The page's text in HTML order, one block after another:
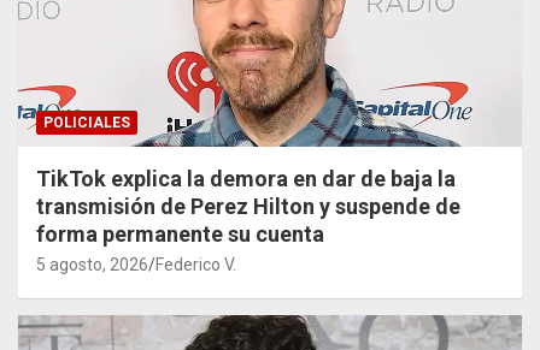
POLICIALES
TikTok explica la demora en dar de baja la
transmisión de Perez Hilton y suspende de
forma permanente su cuenta
5 agosto, 2026 Federico V.